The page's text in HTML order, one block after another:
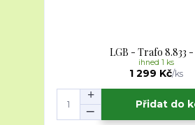
LGB - Trafo 8.833 -
1 299 Kč/ks
ihned 1 ks
Přidat do